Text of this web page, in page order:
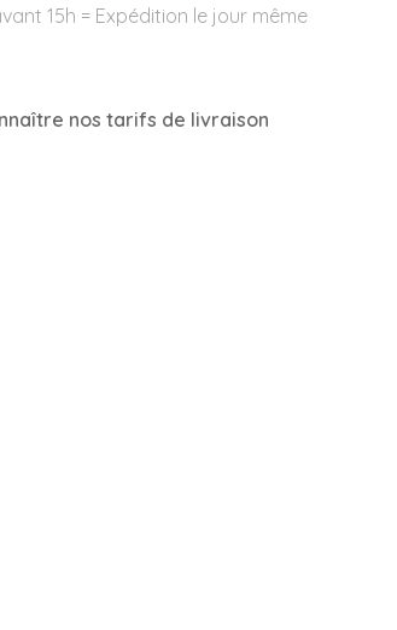
15h = Expédition le jour même
nos tarifs de livraison